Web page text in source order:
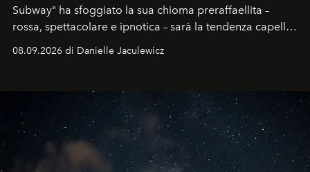
Subway" ha sfoggiato la sua chioma preraffaellita –
rossa, spettacolare e ipnotica – sarà la tendenza capelli
dell'autunno?
08.09.2026 di Danielle Jaculewicz